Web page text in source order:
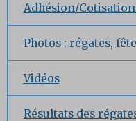
Adhésion/
Photos : régates,
Vidéos
Résultats des